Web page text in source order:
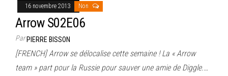
16 novembre 2013 Non
Arrow S02E06
ParPIERRE BISSON
[FRENCH] Arrow se délocalise cette semaine ! La « Arrow
team » part pour la Russie pour sauver une amie de Diggle.…